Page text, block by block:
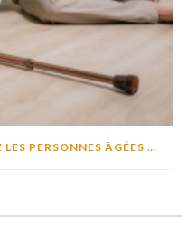
PRÉVENIR LES CHUTES CHEZ LES PERSONNES ÂGÉES À DOMICILE : CAUSES, RISQUES ET SOLUTIONS EFFICACES